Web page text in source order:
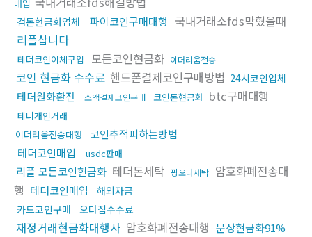
매입
검돈현금화업체 파이코인구매대행
국내거래소fds막혔을때
리플삽니다
테더코인이체구입 모든코인현금화 이더리움전송
코인 현금화 수수료 핸드폰결제코인구매방법 24시코인업체
테더원화환전 소액결제코인구매 코인돈현금화 btc구매대행
테더개인거래
이더리움전송대행
코인추적피하는방법
테더코인매입
usdc판매
리플 모든코인현금화 테더돈세탁 핑오다세탁 암호화폐전송대
행 테더코인매입
해외자금
카드코인구매
오다집수수료
재정거래현금화대행사 암호화폐전송대행 문상현금화91%